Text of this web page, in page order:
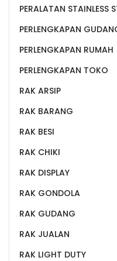
PERALATAN STAINLESS
PERLENGKAPAN
PERLENGKAPAN RUMAH
PERLENGKAPAN TOKO
RAK ARSIP
RAK BARANG
RAK BESI
RAK CHIKI
RAK DISPLAY
RAK GONDOLA
RAK GUDANG
RAK JUALAN
RAK LIGHT DUTY